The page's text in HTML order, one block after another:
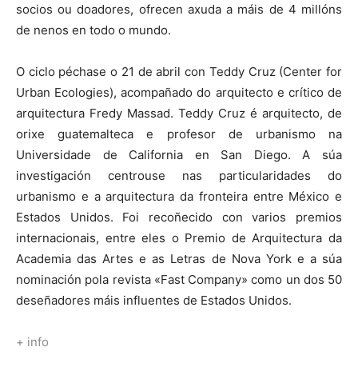
socios ou doadores, ofrecen axuda a máis de 4 millóns
de nenos en todo o mundo.
O ciclo péchase o 21 de abril con Teddy Cruz (Center for
Urban Ecologies), acompañado do arquitecto e crítico de
arquitectura Fredy Massad. Teddy Cruz é arquitecto, de
orixe guatemalteca e profesor de urbanismo na
Universidade de California en San Diego. A súa
investigación centrouse nas particularidades do
urbanismo e a arquitectura da fronteira entre México e
Estados Unidos. Foi recoñecido con varios premios
internacionais, entre eles o Premio de Arquitectura da
Academia das Artes e as Letras de Nova York e a súa
nominación pola revista «Fast Company» como un dos 50
deseñadores máis influentes de Estados Unidos.
+ info